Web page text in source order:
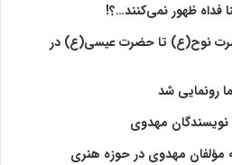
ظهور نمی‌کنند…؟!
نوح(ع) تا حضرت عیسی(ع) در
رونمایی شد
نویسندگان مهدوی
مؤلفان مهدوی در حوزه هنری